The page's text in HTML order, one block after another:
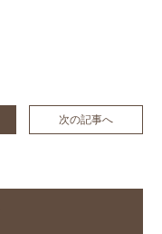
次の記事へ